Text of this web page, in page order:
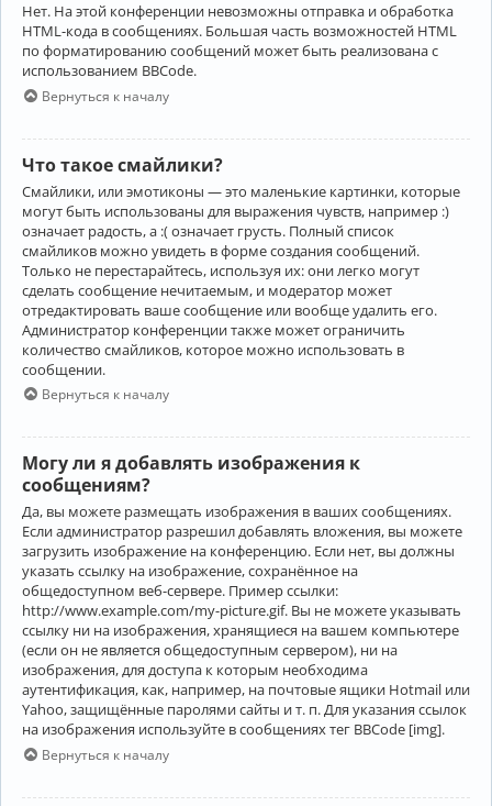
Нет. На этой конференции невозможны отправка и обработка
HTML-кода в сообщениях. Большая часть возможностей HTML
по форматированию сообщений может быть реализована с
использованием BBCode.
Вернуться к началу
Что такое смайлики?
Смайлики, или эмотиконы — это маленькие картинки, которые
могут быть использованы для выражения чувств, например :)
означает радость, а :( означает грусть. Полный список
смайликов можно увидеть в форме создания сообщений.
Только не перестарайтесь, используя их: они легко могут
сделать сообщение нечитаемым, и модератор может
отредактировать ваше сообщение или вообще удалить его.
Администратор конференции также может ограничить
количество смайликов, которое можно использовать в
сообщении.
Вернуться к началу
Могу ли я добавлять изображения к
сообщениям?
Да, вы можете размещать изображения в ваших сообщениях.
Если администратор разрешил добавлять вложения, вы можете
загрузить изображение на конференцию. Если нет, вы должны
указать ссылку на изображение, сохранённое на
общедоступном веб-сервере. Пример ссылки:
http://www.example.com/my-picture.gif. Вы не можете указывать
ссылку ни на изображения, хранящиеся на вашем компьютере
(если он не является общедоступным сервером), ни на
изображения, для доступа к которым необходима
аутентификация, как, например, на почтовые ящики Hotmail или
Yahoo, защищённые паролями сайты и т. п. Для указания ссылок
на изображения используйте в сообщениях тег BBCode [img].
Вернуться к началу